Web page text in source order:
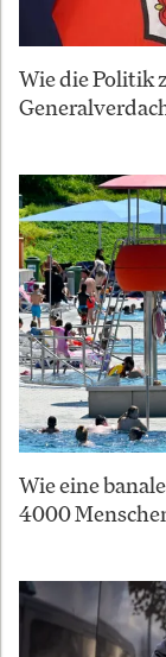
Wie die Politik
Wie eine
4000